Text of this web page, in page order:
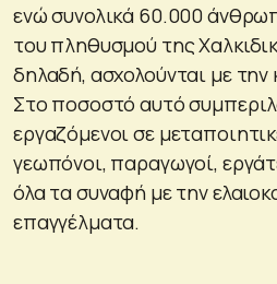
ενώ συνολικά 60.000
του πληθυσμού της
δηλαδή, ασχολούνται με την
Στο ποσοστό αυτό
εργαζόμενοι σε
γεωπόνοι, παραγωγοί,
όλα τα συναφή με την
επαγγέλματα.